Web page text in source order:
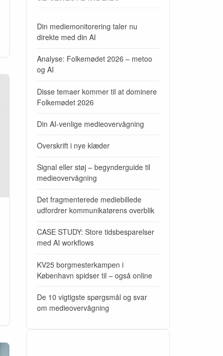
Din mediemonitorering taler nu
direkte med din AI
Analyse: Folkemødet 2026 – metoo
og AI
Disse temaer kommer til at dominere
Folkemødet 2026
Din AI-venlige medieovervågning
Overskrift i nye klæder
Signal eller støj – begynderguide til
medieovervågning
Det fragmenterede mediebillede
udfordrer kommunikatørens overblik
CASE STUDY: Store tidsbesparelser
med AI workflows
KV25 borgmesterkampen i
København spidser til – også online
De 10 vigtigste spørgsmål og svar
om medieovervågning